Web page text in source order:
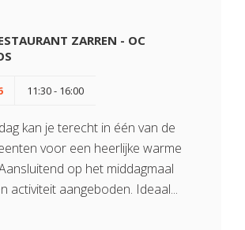
ZARREN - OC
11:30 - 16:00
kan je terecht in één van de
voor een heerlijke warme
op het middagmaal
activiteit aangeboden. Ideaal...